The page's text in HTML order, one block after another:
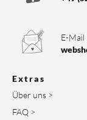
E-Mail
Extras
Über uns >
FAQ >